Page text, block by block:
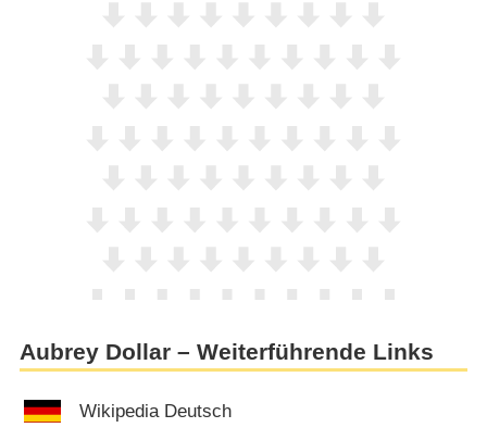
Aubrey Dollar – Weiterführende Links
Wikipedia Deutsch